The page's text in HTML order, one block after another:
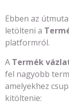
Ebben az
letölteni a
platformról.
A Termék
fel nagyobb
amelyekhez
kitöltenie: